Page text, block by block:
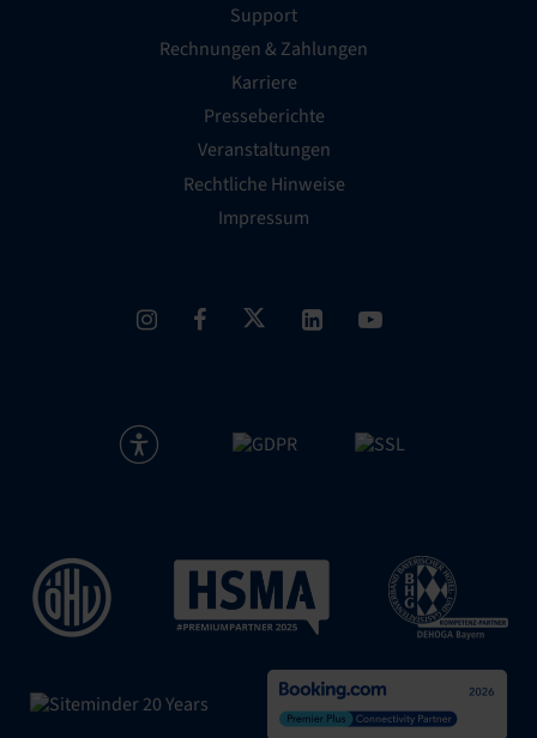
Support
Rechnungen & Zahlungen
Karriere
Presseberichte
Veranstaltungen
Rechtliche Hinweise
Impressum